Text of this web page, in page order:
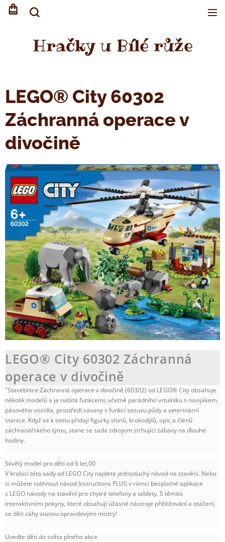
Hračky u Bílé růže
LEGO® City 60302
Záchranná operace v
divočině
LEGO® City 60302 Záchranná
operace v divočině
"Stavebnice Záchranná operace v divočině (60302) od LEGO® City obsahuje
několik modelů a je nabitá funkcemi, včetně parádního vrtulníku s navijákem,
pásového vozidla, prostředí savany s funkcí sesuvu půdy a veterinární
stanice. Když se k tomu přidají figurky slonů, krokodýlů, opic a členů
záchranářského týmu, stane se sada zdrojem strhující zábavy na dlouhé
hodiny.
Skvělý model pro děti od 6 let,00
V krabici této sady od LEGO City najdete jednoduchý návod na stavění. Nebo
si můžete stáhnout návod Instructions PLUS v rámci bezplatné aplikace
s LEGO návody na stavění pro chytré telefony a tablety. S těmito
interaktivními pokyny, které obsahují úžasné nástroje přibližování a otáčení,
se děti záhy stanou opravdovými mistry!
Uveďte děti do světa plného akce